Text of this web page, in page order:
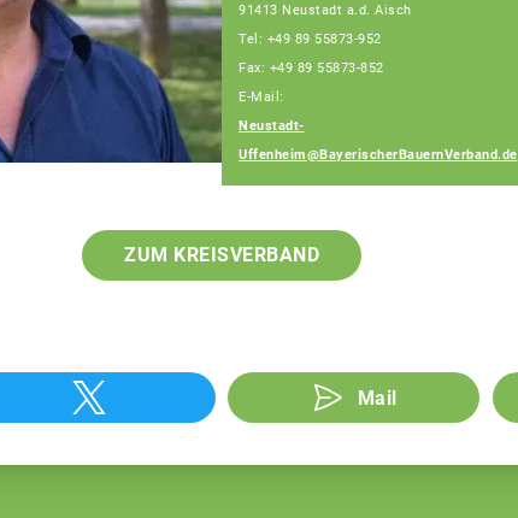
Fachberater
91413 Neustadt a.d. Aisch
Tel: +49 89 55873-952
Fax: +49 89 55873-852
E-Mail:
Neustadt-
Uffenheim@BayerischerBauernVerband.de
ZUM KREISVERBAND
Mail